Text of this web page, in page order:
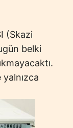
(Skazi
belki
yalnızca